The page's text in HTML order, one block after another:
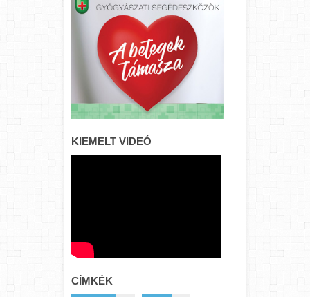
KIEMELT VIDEÓ
CÍMKÉK